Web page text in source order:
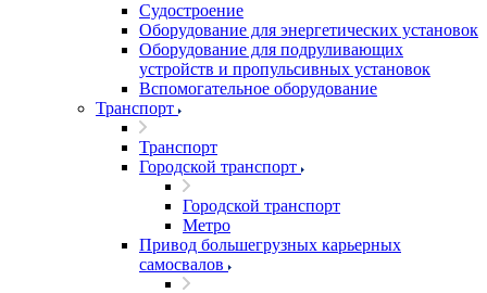
Судостроение
Оборудование для энергетических установок
Оборудование для подруливающих
устройств и пропульсивных установок
Вспомогательное оборудование
Транспорт
Транспорт
Городской транспорт
Городской транспорт
Метро
Привод большегрузных карьерных
самосвалов